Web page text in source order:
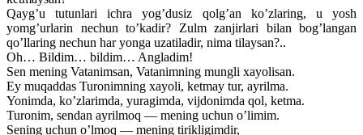
Qayg’u tutunlari ichra yog’dusiz qolg’an ko’zlaring, u yosh
yomg’urlarin nechun to’kadir? Zulm zanjirlari bilan bog’langan
qo’llaring nechun har yonga uzatiladir, nima tilaysan?..
Oh… Bildim… bildim… Angladim!
Sen mening Vatanimsan, Vatanimning mungli xayolisan.
Ey muqaddas Turonimning xayoli, ketmay tur, ayrilma.
Yonimda, ko’zlarimda, yuragimda, vijdonimda qol, ketma.
Turonim, sendan ayrilmoq — mening uchun o’limim.
Sening uchun o’lmoq — mening tirikligimdir,